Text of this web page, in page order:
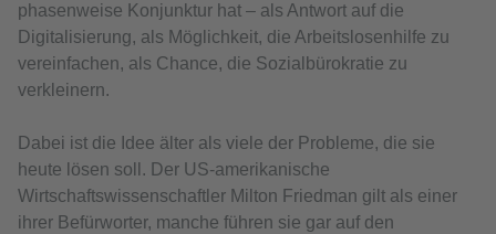
phasenweise Konjunktur hat – als Antwort auf die
Digitalisierung, als Möglichkeit, die Arbeitslosenhilfe zu
vereinfachen, als Chance, die Sozialbürokratie zu
verkleinern.
Dabei ist die Idee älter als viele der Probleme, die sie
heute lösen soll. Der US-amerikanische
Wirtschaftswissenschaftler Milton Friedman gilt als einer
ihrer Befürworter, manche führen sie gar auf den